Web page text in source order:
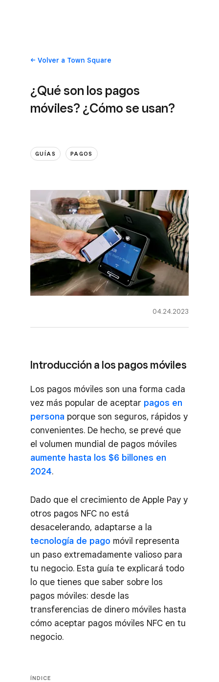
Volvera Town Square
¿Qué son los pagos
móviles? ¿Cómo se usan?
GUÍAS PAGOS
04.24.2023
Introducción a los pagos móviles
Los pagos móviles son una forma cada
vez más popular de aceptar pagos en
persona porque son seguros, rápidos y
convenientes. De hecho, se prevé que
el volumen mundial de pagos móviles
aumente hasta los $6 billones en
2024.
Dado que el crecimiento de Apple Pay y
otros pagos NFC no está
desacelerando, adaptarse a la
tecnología de pago móvil representa
un paso extremadamente valioso para
tu negocio. Esta guía te explicará todo
lo que tienes que saber sobre los
pagos móviles: desde las
transferencias de dinero móviles hasta
cómo aceptar pagos móviles NFC en tu
negocio.
ÍNDICE